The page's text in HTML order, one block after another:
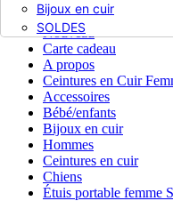
  En stock
Bijoux en cuir
SOLDES
Nouveau
Carte cadeau
A propos
Ceintures en Cuir
Accessoires
Bébé/enfants
Bijoux en cuir
Hommes
Ceintures en cuir
Chiens
Étuis portable femme